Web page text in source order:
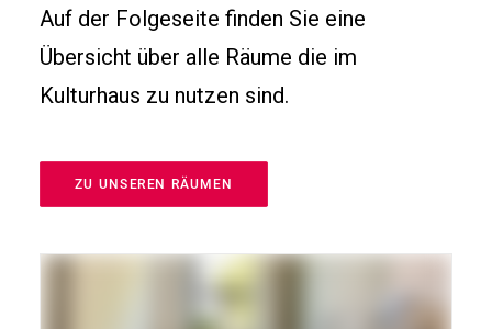
Auf der Folgeseite finden Sie eine
Übersicht über alle Räume die im
Kulturhaus zu nutzen sind.
ZU UNSEREN RÄUMEN